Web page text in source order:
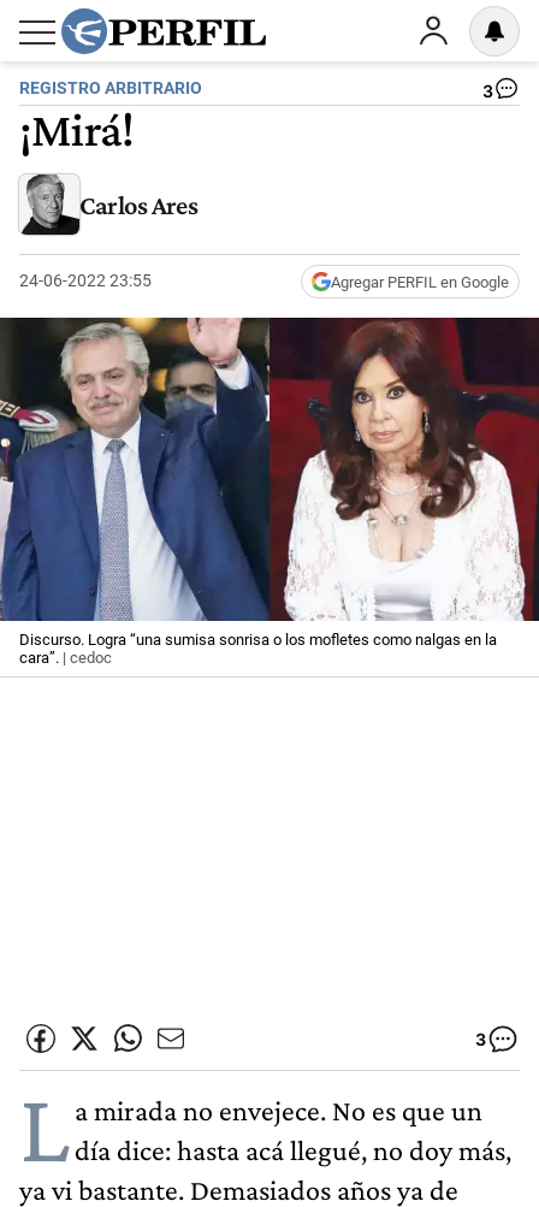
REGISTRO ARBITRARIO 3
¡Mirá!
Carlos Ares
24-06-2022 23:55 Agregar PERFIL en Google
Discurso. Logra “una sumisa sonrisa o los mofletes como nalgas en la
cara”. | cedoc
3
La mirada no envejece. No es que un
día dice: hasta acá llegué, no doy más,
ya vi bastante. Demasiados años ya de